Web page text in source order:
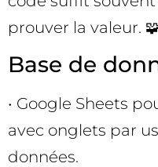
prouver la valeur.
Base de
• Google Sheets
avec onglets par
données.